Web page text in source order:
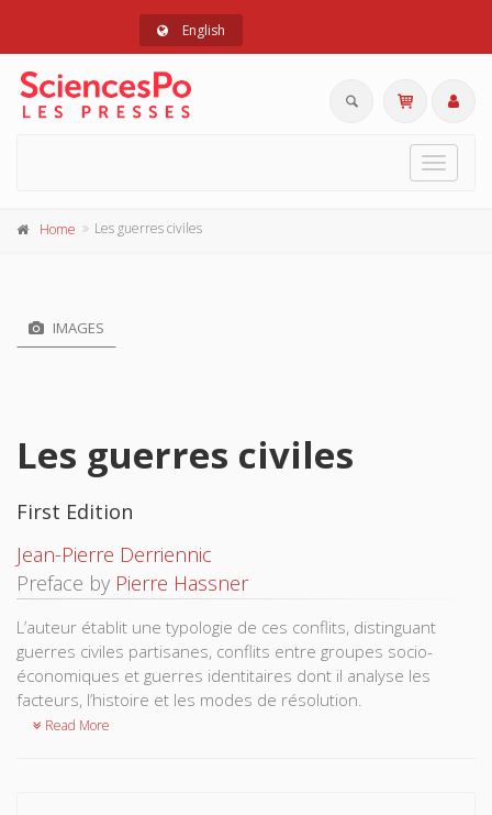
English
Toggle
Home Les guerres civiles
IMAGES
Les guerres civiles
First Edition
Jean-Pierre Derriennic
Preface by Pierre Hassner
L’auteur établit une typologie de ces conflits, distinguant
guerres civiles partisanes, conflits entre groupes socio-
économiques et guerres identitaires dont il analyse les
facteurs, l’histoire et les modes de résolution.
Read More